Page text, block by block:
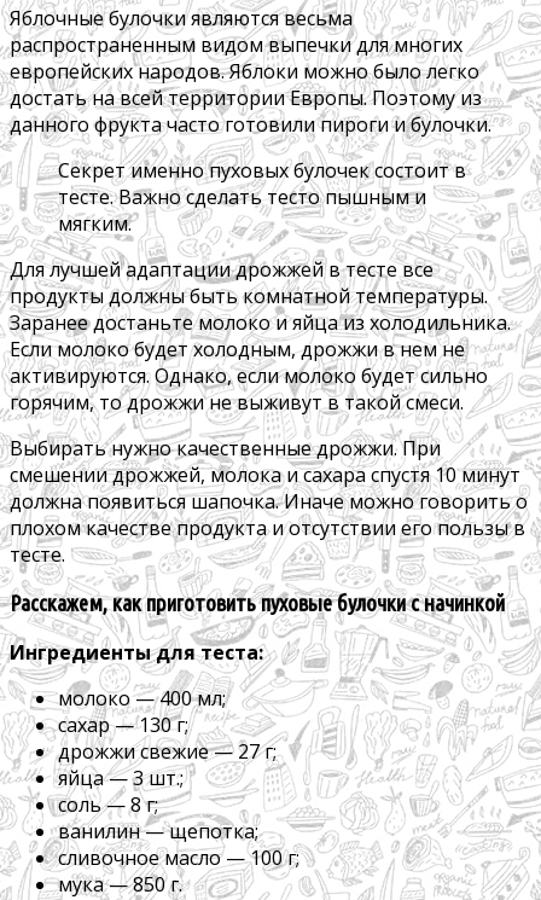
Яблочные булочки являются весьма
распространенным видом выпечки для многих
европейских народов. Яблоки можно было легко
достать на всей территории Европы. Поэтому из
данного фрукта часто готовили пироги и булочки.
Секрет именно пуховых булочек состоит в
тесте. Важно сделать тесто пышным и
мягким.
Для лучшей адаптации дрожжей в тесте все
продукты должны быть комнатной температуры.
Заранее достаньте молоко и яйца из холодильника.
Если молоко будет холодным, дрожжи в нем не
активируются. Однако, если молоко будет сильно
горячим, то дрожжи не выживут в такой смеси.
Выбирать нужно качественные дрожжи. При
смешении дрожжей, молока и сахара спустя 10 минут
должна появиться шапочка. Иначе можно говорить о
плохом качестве продукта и отсутствии его пользы в
тесте.
Расскажем, как приготовить пуховые булочки с начинкой
Ингредиенты для теста:
молоко — 400 мл;
сахар — 130 г;
дрожжи свежие — 27 г;
яйца — 3 шт.;
соль — 8 г;
ванилин — щепотка;
сливочное масло — 100 г;
мука — 850 г.